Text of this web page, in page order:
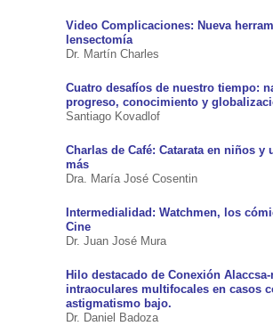
Video Complicaciones: Nueva
lensectomía
Dr. Martín Charles
Cuatro desafíos de nuestro tiempo:
progreso, conocimiento y
Santiago Kovadlof
Charlas de Café: Catarata en niños y
más
Dra. María José Cosentin
Intermedialidad: Watchmen, los
Cine
Dr. Juan José Mura
Hilo destacado de Conexión
intraoculares multifocales en casos
astigmatismo bajo.
Dr. Daniel Badoza